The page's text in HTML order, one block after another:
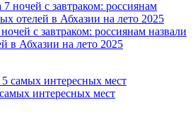
с завтраком: россиянам назвали
в Абхазии на лето 2025
интересных мест